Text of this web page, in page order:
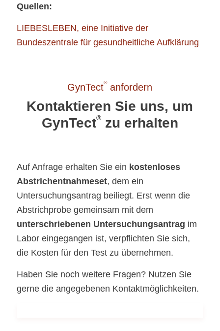
Quellen:
LIEBESLEBEN, eine Initiative der
Bundeszentrale für gesundheitliche Aufklärung
GynTect® anfordern
Kontaktieren Sie uns, um
GynTect®zu erhalten
Auf Anfrage erhalten Sie ein kostenloses
Abstrichentnahmeset, dem ein
Untersuchungsantrag beiliegt. Erst wenn die
Abstrichprobe gemeinsam mit dem
unterschriebenen Untersuchungsantrag im
Labor eingegangen ist, verpflichten Sie sich,
die Kosten für den Test zu übernehmen.
Haben Sie noch weitere Fragen? Nutzen Sie
gerne die angegebenen Kontaktmöglichkeiten.